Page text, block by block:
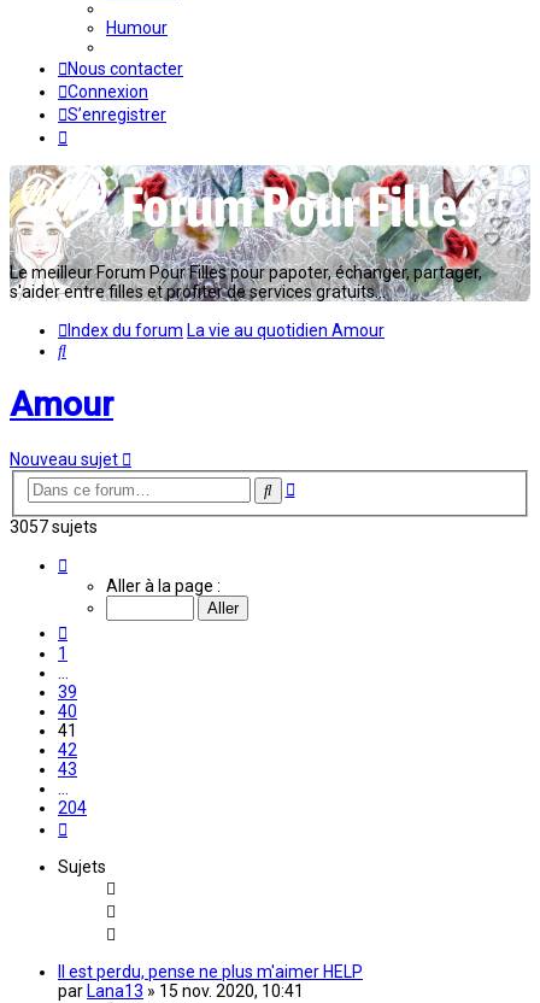
Humour
Nous contacter
Connexion
S’enregistrer
Le meilleur Forum Pour Filles pour papoter, échanger, partager,
s'aider entre filles et profiter de services gratuits...
Index du forum La vie au quotidien Amour
Rechercher
Amour
Nouveau sujet
Rechercher
Recherche
3057 sujets
Aller à la page :
1
39
40
41
42
43
204
Sujets
Il est perdu, pense ne plus m'aimer HELP
par Lana13 » 15 nov. 2020, 10:41